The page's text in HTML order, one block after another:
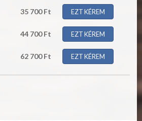
35 700 Ft EZT KÉREM
44 700 Ft EZT KÉREM
62 700 Ft EZT KÉREM